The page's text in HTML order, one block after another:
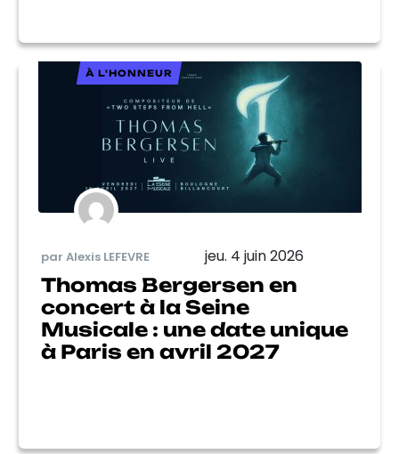
À L'HONNEUR
par Alexis LEFEVRE jeu. 4 juin 2026
Thomas Bergersen en
concert à la Seine
Musicale : une date unique
à Paris en avril 2027